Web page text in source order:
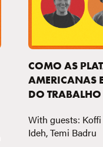
COMO AS
AMERICANAS
DO
With guests:
Ideh, Temi Badru